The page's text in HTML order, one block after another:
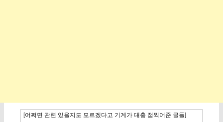
[어쩌면 관련 있을지도 모르겠다고 기계가 대충 점찍어준 글들]